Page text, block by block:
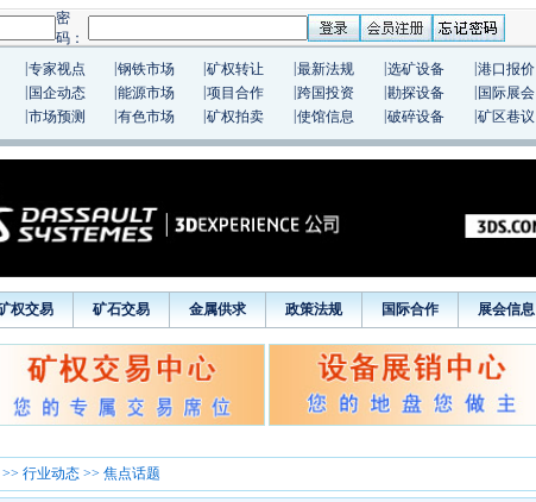
专家视点 钢铁市场 矿权转让 最新法规 选矿设备 港口报价
国企动态 能源市场 项目合作 跨国投资 勘探设备 国际展会
市场预测 有色市场 矿权拍卖 使馆信息 破碎设备 矿区巷议
权交易 矿石交易 金属供求 政策法规 国际合作 展会信息
>> 行业动态 >> 焦点话题